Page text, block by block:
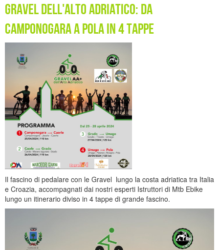
Gravel dell'Alto Adriatico: da
Camponogara a Pola in 4 tappe
Il fascino di pedalare con le Gravel lungo la costa adriatica tra Italia
e Croazia, accompagnati dai nostri esperti Istruttori di Mtb Ebike
lungo un itinerario diviso in 4 tappe di grande fascino.